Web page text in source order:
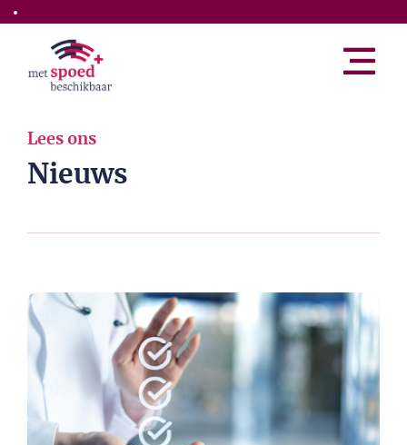
Skip to the main content
Lees ons
Nieuws